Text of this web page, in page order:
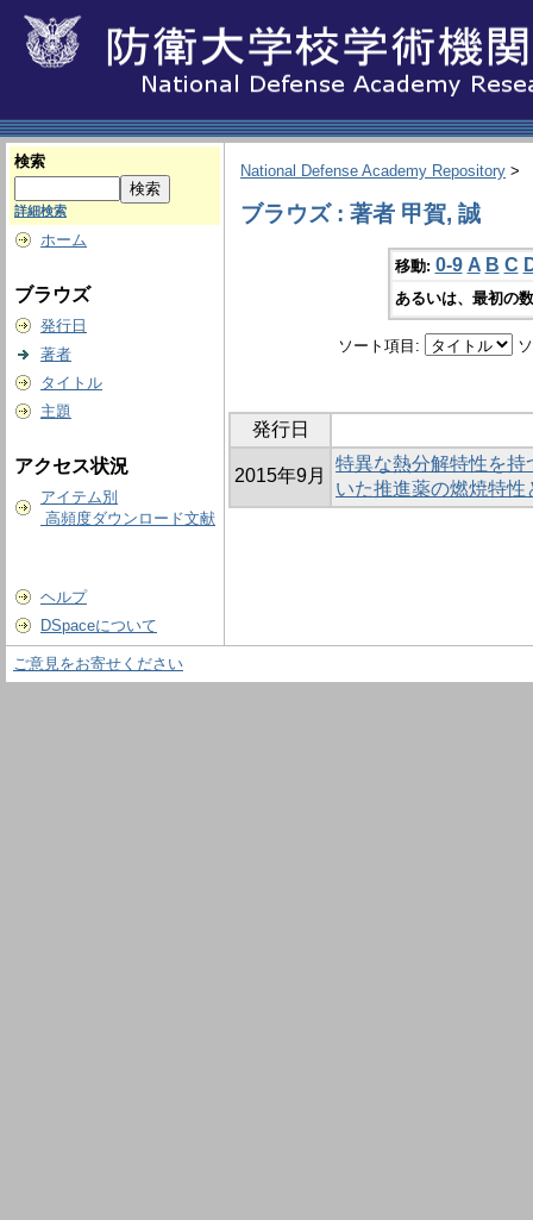
検索
詳細検索
ホーム
ブラウズ
発行日
著者
タイトル
主題
アクセス状況
アイテム別
高頻度ダウンロード文献
ヘルプ
DSpaceについて
National Defense Academy Repository >
ブラウズ : 著者 甲賀, 誠
移動: 0-9 A B C
あるいは、最初の
ソート項目:
発行日
2015年9月
特異な熱分解特性を
いた推進薬の燃焼特性
ご意見をお寄せください